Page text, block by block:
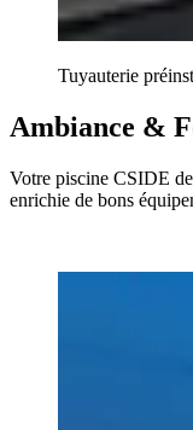
Tuyauterie
Ambiance &
Votre piscine CSIDE
enrichie de bons